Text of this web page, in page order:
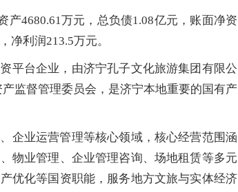
4680.61万元，总负债1.08亿元，账面净资
净利润213.5万元。
平台企业，由济宁孔子文化旅游集团有限公
监督管理委员会，是济宁本地重要的国有产
企业运营管理等核心领域，核心经营范围涵
物业管理、企业管理咨询、场地租赁等多元
优化等国资职能，服务地方文旅与实体经济